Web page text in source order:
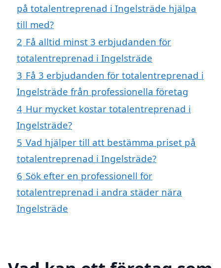
på totalentreprenad i Ingelsträde hjälpa
till med?
2 Få alltid minst 3 erbjudanden för
totalentreprenad i Ingelsträde
3 Få 3 erbjudanden för totalentreprenad i
Ingelsträde från professionella företag
4 Hur mycket kostar totalentreprenad i
Ingelsträde?
5 Vad hjälper till att bestämma priset på
totalentreprenad i Ingelsträde?
6 Sök efter en professionell för
totalentreprenad i andra städer nära
Ingelsträde